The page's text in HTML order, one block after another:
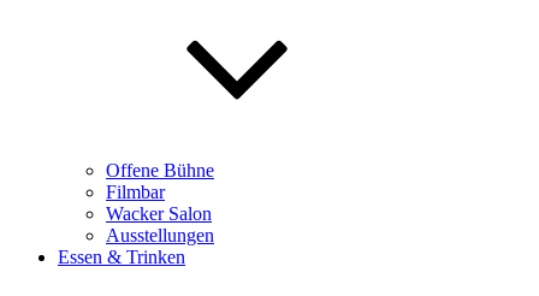
Offene Bühne
Filmbar
Wacker Salon
Ausstellungen
Essen & Trinken